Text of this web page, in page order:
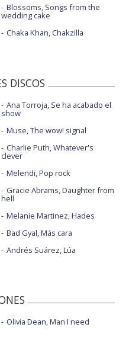
Blossoms, Songs from the
wedding cake
Chaka Khan, Chakzilla
DISCOS
Ana Torroja, Se ha acabado el
show
Muse, The wow! signal
Charlie Puth, Whatever's
clever
Melendi, Pop rock
Gracie Abrams, Daughter from
hell
Melanie Martinez, Hades
Bad Gyal, Más cara
Andrés Suárez, Lúa
Olivia Dean, Man I need